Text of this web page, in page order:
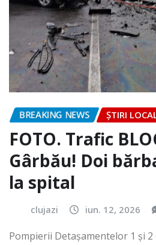
BREAKING NEWS ȘTIRI
FOTO. Trafic
Gârbău! Doi
la spital
clujazi iun. 12, 2026
Pompierii Detașamentelor 1 și